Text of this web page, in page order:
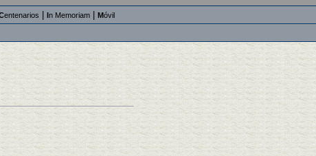
entenarios In Memoriam Móvil